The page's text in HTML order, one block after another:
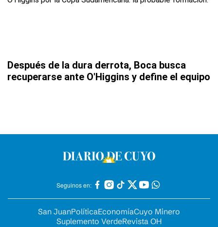
Después de la dura derrota, Boca busca
recuperarse ante O'Higgins y define el equipo
Seguinos en:
San JuanPolíticaEconomíaCuyo Minero
Suplemento VerdeRevista OH